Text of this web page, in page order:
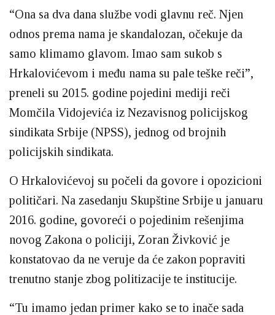
“Ona sa dva dana službe vodi glavnu reč. Njen
odnos prema nama je skandalozan, očekuje da
samo klimamo glavom. Imao sam sukob s
Hrkalovićevom i među nama su pale teške reči”,
preneli su 2015. godine pojedini mediji reči
Momčila Vidojevića iz Nezavisnog policijskog
sindikata Srbije (NPSS), jednog od brojnih
policijskih sindikata.
O Hrkalovićevoj su počeli da govore i opozicioni
političari. Na zasedanju Skupštine Srbije u januaru
2016. godine, govoreći o pojedinim rešenjima
novog Zakona o policiji, Zoran Živković je
konstatovao da ne veruje da će zakon popraviti
trenutno stanje zbog politizacije te institucije.
“Tu imamo jedan primer kako se to inače sada